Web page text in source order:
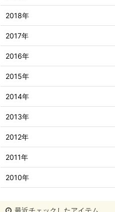
2018年
2017年
2016年
2015年
2014年
2013年
2012年
2011年
2010年
最近チェックしたアイテム